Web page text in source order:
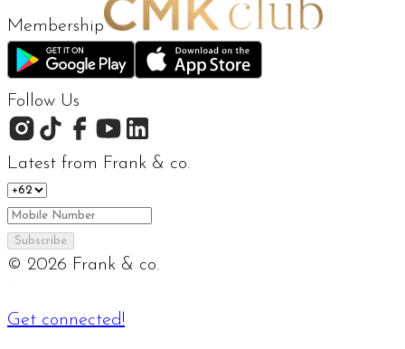
Membership
Follow Us
Latest from Frank & co.
Subscribe
© 2026 Frank & co.
Get connected!